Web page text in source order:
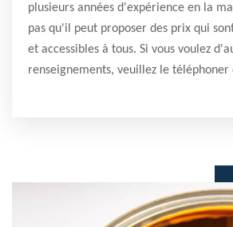
plusieurs années d'expérience en la
pas qu'il peut proposer des prix qui
et accessibles à tous. Si vous voulez
renseignements, veuillez le